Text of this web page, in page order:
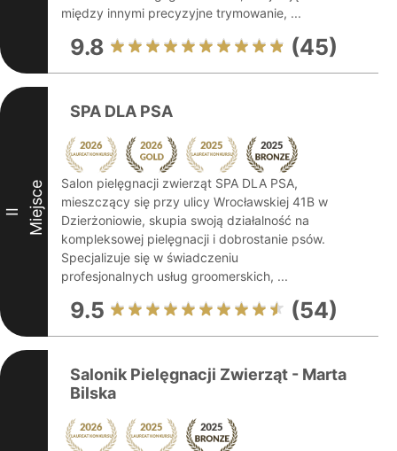
między innymi precyzyjne trymowanie, ...
9.8 (45)
II Miejsce
SPA DLA PSA
Salon pielęgnacji zwierząt SPA DLA PSA,
mieszczący się przy ulicy Wrocławskiej 41B w
Dzierżoniowie, skupia swoją działalność na
kompleksowej pielęgnacji i dobrostanie psów.
Specjalizuje się w świadczeniu
profesjonalnych usług groomerskich, ...
9.5 (54)
Salonik Pielęgnacji Zwierząt - Marta
Bilska